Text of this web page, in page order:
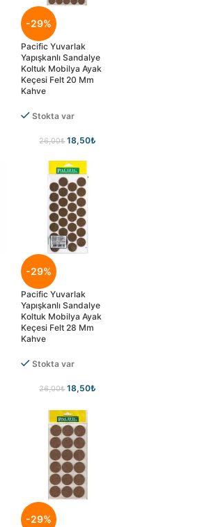
-29%
Pacific Yuvarlak
Yapışkanlı Sandalye
Koltuk Mobilya Ayak
Keçesi Felt 20 Mm
Kahve
Stokta var
26,00₺ 18,50₺
-29%
Pacific Yuvarlak
Yapışkanlı Sandalye
Koltuk Mobilya Ayak
Keçesi Felt 28 Mm
Kahve
Stokta var
26,00₺ 18,50₺
-29%